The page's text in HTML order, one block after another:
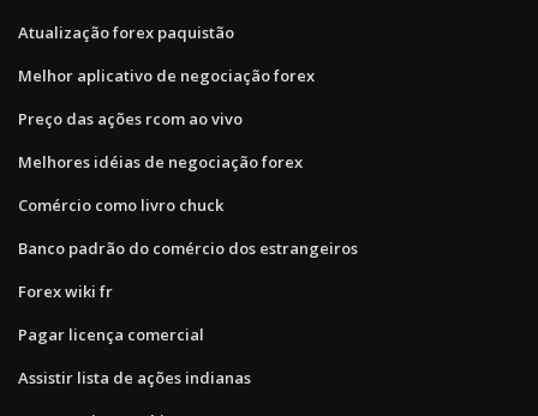
Atualização forex paquistão
Melhor aplicativo de negociação forex
Preço das ações rcom ao vivo
Melhores idéias de negociação forex
Comércio como livro chuck
Banco padrão do comércio dos estrangeiros
Forex wiki fr
Pagar licença comercial
Assistir lista de ações indianas